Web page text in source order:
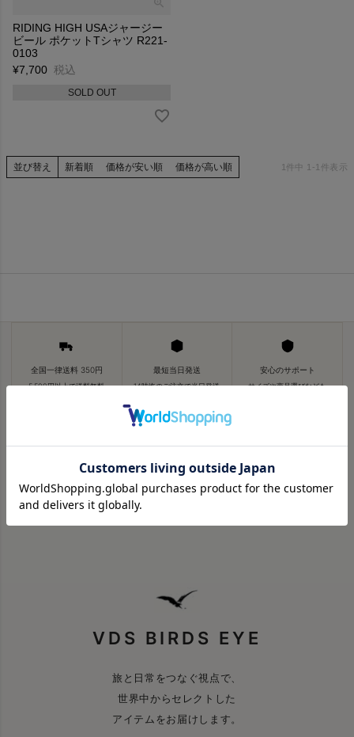
RIDING HIGH USAジャージー
ビール ポケットTシャツ R221-
0103
¥7,700 税込
SOLD OUT
並び替え 新着順 価格が安い順 価格が高い順 1 件中 1 -1 件表示
全国一律送料 350円
5,500円以上で送料無料
最短当日発送
14時迄のご注文で当日発送
安心のサポート
サイズや商品選びなども
ABOUT VDS
バイヤーが本当に良いと思ったものを、
私たちについて →
VDS BIRDS EYE
旅と日常をつなぐ視点で、
世界中からセレクトした
アイテムをお届けします。